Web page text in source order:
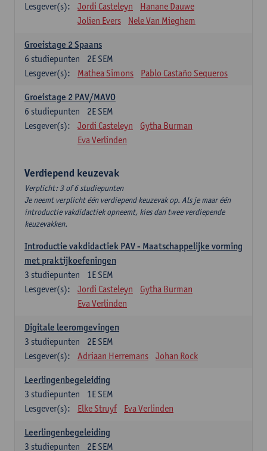
Lesgever(s):
Jordi Casteleyn
Hanane Dauwe
Jolien Evers
Nele Van Mieghem
Groeistage 2 Spaans
2E SEM
6 studiepunten
Lesgever(s):
Mathea Simons Pablo Castaño Sequeros
Groeistage 2 PAV/MAVO
2E SEM
6 studiepunten
Lesgever(s):
Jordi Casteleyn
Gytha Burman
Eva Verlinden
Verdiepend keuzevak
Verplicht: 3 of 6 studiepunten
Je neemt verplicht één verdiepend keuzevak op. Als je maar één
introductie vakdidactiek opneemt, kies dan twee verdiepende
keuzevakken.
Introductie vakdidactiek PAV - Maatschappelijke vorming
met praktijkoefeningen
1E SEM
3 studiepunten
Lesgever(s):
Jordi Casteleyn
Gytha Burman
Eva Verlinden
Digitale leeromgevingen
2E SEM
3 studiepunten
Lesgever(s):
Adriaan Herremans Johan Rock
Leerlingenbegeleiding
1E SEM
3 studiepunten
Lesgever(s):
Elke Struyf Eva Verlinden
Leerlingenbegeleiding
2E SEM
3 studiepunten